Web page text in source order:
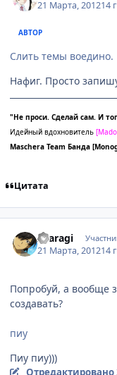
21 Марта, 201214 г
АВТОР
Слить темы воедино.
Нафиг. Просто
"Не проси. Сделай сам. И
Идейный вдохновитель [
Maschera Team Банда
Цитата
Araragi
21 Марта, 201214 г
Попробуй, а вообще
создавать?
пиу
Пиу пиу)))
Отредактировано